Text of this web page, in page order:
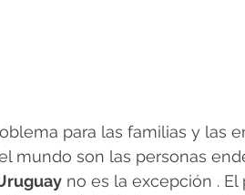
para las familias y las
mundo son las personas
no es la excepción .